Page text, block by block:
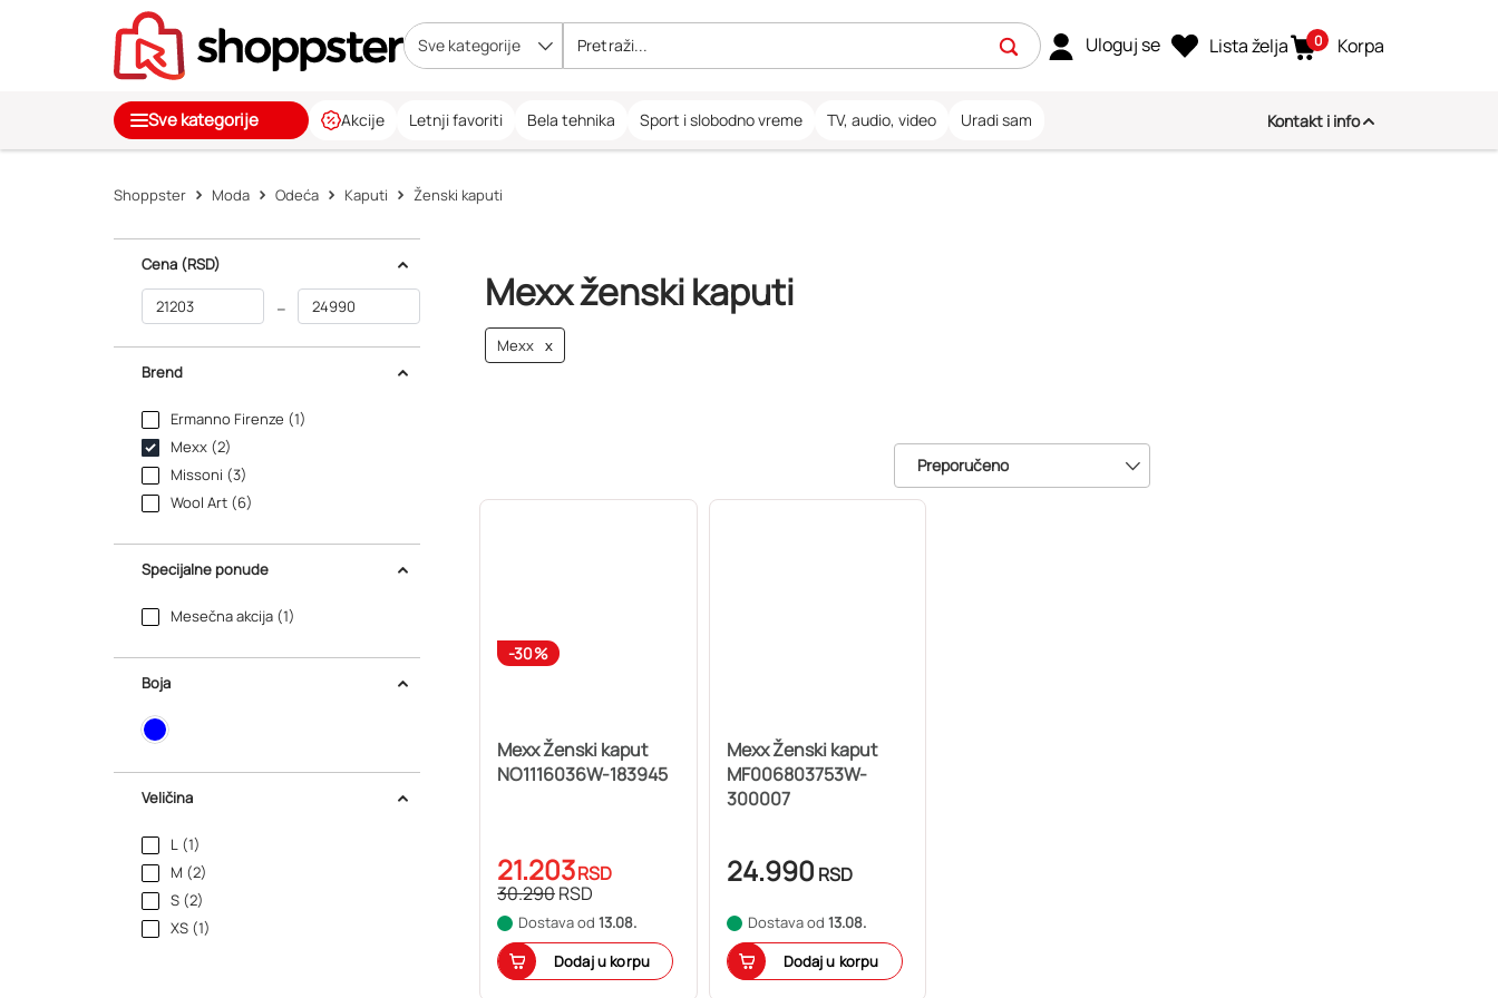
Sve kategorije Uloguj se Lista želja 0 Korpa
Sve kategorije Akcije Letnji favoriti Bela tehnika Sport i slobodno vreme TV, audio, video Uradi sam Kontakt i info
Shoppster Moda Odeća Kaputi Ženski kaputi
Cena (RSD)
–
Brend
Ermanno Firenze (1)
Mexx (2)
Missoni (3)
Wool Art (6)
Specijalne ponude
Mesečna akcija (1)
Boja
Veličina
L (1)
M (2)
S (2)
XS (1)
Mexx ženski kaputi
Mexx x
Preporučeno
-30%
Mexx Ženski kaput
NO1116036W-183945
21.203RSD
30.290RSD
Dostava od 13.08.
Dodaj u korpu
Mexx Ženski kaput
MF006803753W-
300007
24.990 RSD
Dostava od 13.08.
Dodaj u korpu